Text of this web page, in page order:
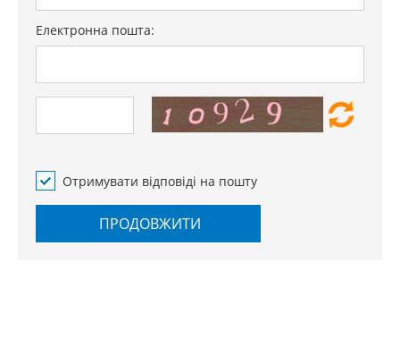
Електронна пошта:
Отримувати відповіді на пошту
ПРОДОВЖИТИ